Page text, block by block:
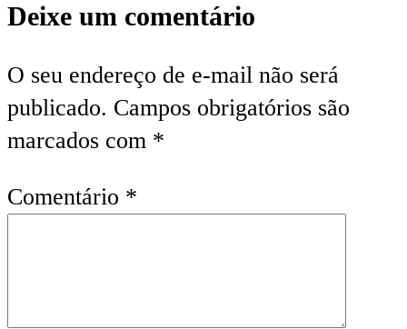
Deixe um comentário
O seu endereço de e-mail não será
publicado. Campos obrigatórios são
marcados com *
Comentário *